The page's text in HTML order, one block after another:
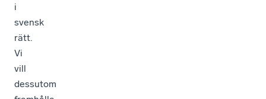
i
svensk
rätt.
Vi
vill
dessutom